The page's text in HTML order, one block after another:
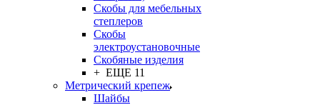
Скобы для мебельных
степлеров
Скобы
электроустановочные
Скобяные изделия
+ ЕЩЕ 11
Метрический крепеж
Шайбы